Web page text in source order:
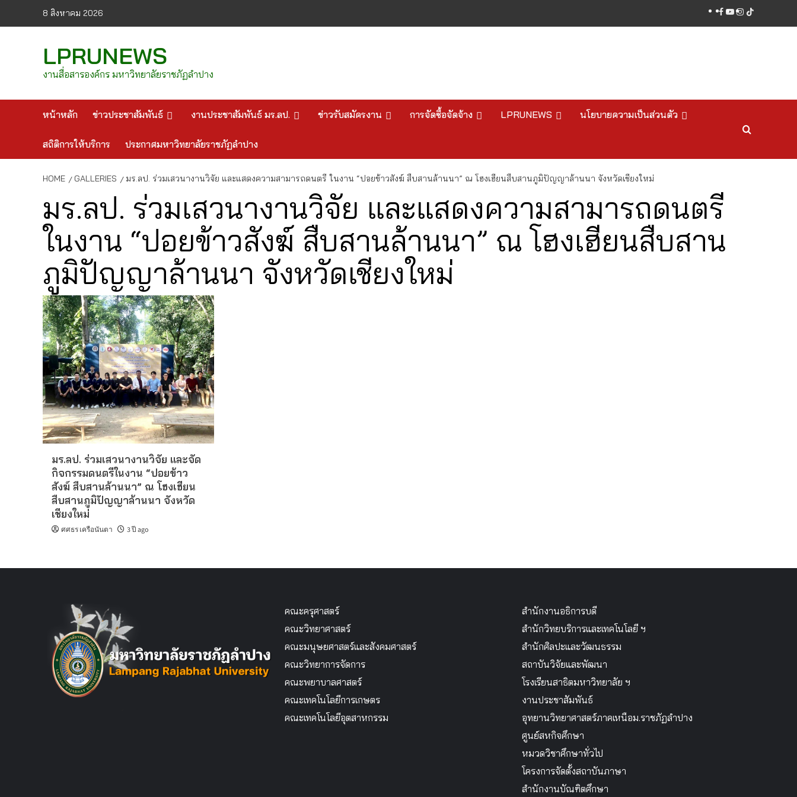
8 สิงหาคม 2026 facebook
youtube
instagram
tiktok
LPRUNEWS
งานสื่อสารองค์กร มหาวิทยาลัยราชภัฏลำปาง
หน้าหลัก ข่าวประชาสัมพันธ์ งานประชาสัมพันธ์ มร.ลป. ข่าวรับสมัครงาน การจัดซื้อจัดจ้าง LPRUNEWS นโยบายความเป็นส่วนตัว
สถิติการให้บริการ ประกาศมหาวิทยาลัยราชภัฏลำปาง
HOME GALLERIES มร.ลป. ร่วมเสวนางานวิจัย และแสดงความสามารถดนตรี ในงาน “ปอยข้าวสังฆ์ สืบสานล้านนา” ณ โฮงเฮียนสืบสานภูมิปัญญาล้านนา จังหวัดเชียงใหม่
มร.ลป. ร่วมเสวนางานวิจัย และแสดงความสามารถดนตรี
ในงาน “ปอยข้าวสังฆ์ สืบสานล้านนา” ณ โฮงเฮียนสืบสาน
ภูมิปัญญาล้านนา จังหวัดเชียงใหม่
มร.ลป. ร่วมเสวนางานวิจัย และจัด
กิจกรรมดนตรีในงาน “ปอยข้าว
สังฆ์ สืบสานล้านนา” ณ โฮงเฮียน
สืบสานภูมิปัญญาล้านนา จังหวัด
เชียงใหม่
ศศธร เครือนันตา 3 ปี ago
คณะครุศาสตร์
คณะวิทยาศาสตร์
คณะมนุษยศาสตร์และสังคมศาสตร์
คณะวิทยาการจัดการ
คณะพยาบาลศาสตร์
คณะเทคโนโลยีการเกษตร
คณะเทคโนโลยีอุตสาหกรรม
สำนักงานอธิการบดี
สำนักวิทยบริการและเทคโนโลยี ฯ
สำนักศิลปะและวัฒนธรรม
สถาบันวิจัยและพัฒนา
โรงเรียนสาธิตมหาวิทยาลัย ฯ
งานประชาสัมพันธ์
อุทยานวิทยาศาสตร์ภาคเหนือม.ราชภัฏลำปาง
ศูนย์สหกิจศึกษา
หมวดวิชาศึกษาทั่วไป
โครงการจัดตั้งสถาบันภาษา
สำนักงานบัณฑิตศึกษา